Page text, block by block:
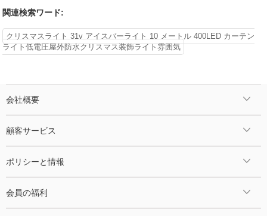
関連検索ワード:
クリスマスライト 31v アイスバーライト 10 メートル 400LED カーテン
ライト低電圧屋外防水クリスマス装飾ライト雰囲気
会社概要
顧客サービス
ポリシーと情報
会員の福利